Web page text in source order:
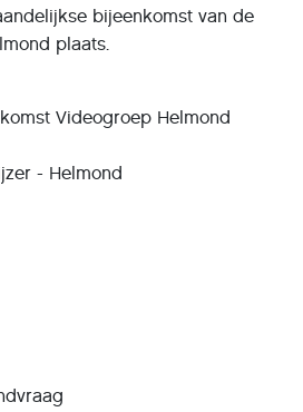
bijeenkomst van de
plaats.
Videogroep Helmond
- Helmond